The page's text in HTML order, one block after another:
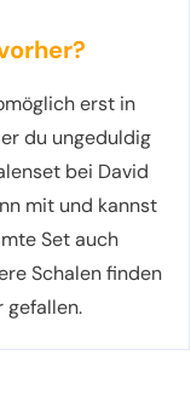
erst in
du ungeduldig
bei David
mit und kannst
Set auch
Schalen finden
gefallen.